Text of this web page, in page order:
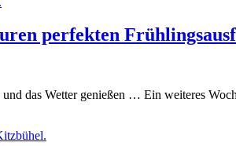
perfekten
das Wetter genießen … Ein weiteres